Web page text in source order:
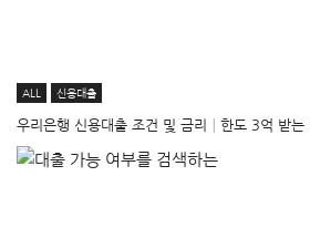
ALL 신용대출
우리은행 신용대출 조건 및 금리│한도 3억 받는